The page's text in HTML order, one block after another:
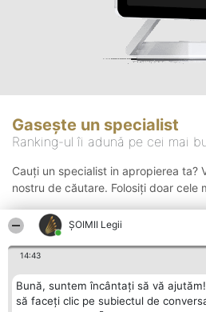
ȘOIMII Legii
14:43
Bună, suntem încântați să vă
să faceți clic pe subiectul de
Gasește un specialist
Ranking-ul îi adună pe cei mai
Cauți un specialist in apropierea ta?
nostru de căutare. Folosiți doar cele